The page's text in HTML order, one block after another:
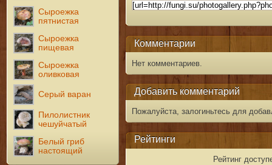
Сыроежка
пятнистая
Сыроежка
пищевая
Сыроежка
оливковая
Серый варан
Пилолистник
чешуйчатый
Белый гриб
настоящий
Комментарии
Нет комментариев.
Добавить комментарий
Пожалуйста, залогиньтесь для
Рейтинги
Рейтинг